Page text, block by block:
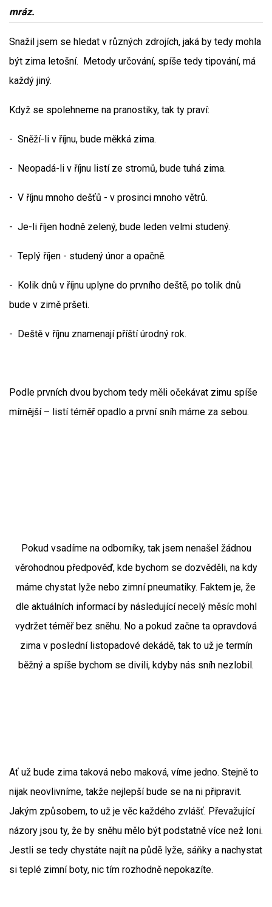
mráz.
Snažil jsem se hledat v různých zdrojích, jaká by tedy mohla
být zima letošní. Metody určování, spíše tedy tipování, má
každý jiný.
Když se spolehneme na pranostiky, tak ty praví:
- Sněží-li v říjnu, bude měkká zima.
- Neopadá-li v říjnu listí ze stromů, bude tuhá zima.
- V říjnu mnoho dešťů - v prosinci mnoho větrů.
- Je-li říjen hodně zelený, bude leden velmi studený.
- Teplý říjen - studený únor a opačně.
- Kolik dnů v říjnu uplyne do prvního deště, po tolik dnů
bude v zimě pršeti.
- Deště v říjnu znamenají příští úrodný rok.
Podle prvních dvou bychom tedy měli očekávat zimu spíše
mírnější – listí téměř opadlo a první sníh máme za sebou.
Pokud vsadíme na odborníky, tak jsem nenašel žádnou
věrohodnou předpověď, kde bychom se dozvěděli, na kdy
máme chystat lyže nebo zimní pneumatiky. Faktem je, že
dle aktuálních informací by následující necelý měsíc mohl
vydržet téměř bez sněhu. No a pokud začne ta opravdová
zima v poslední listopadové dekádě, tak to už je termín
běžný a spíše bychom se divili, kdyby nás sníh nezlobil.
Ať už bude zima taková nebo maková, víme jedno. Stejně to
nijak neovlivníme, takže nejlepší bude se na ni připravit.
Jakým způsobem, to už je věc každého zvlášť. Převažující
názory jsou ty, že by sněhu mělo být podstatně více než loni.
Jestli se tedy chystáte najít na půdě lyže, sáňky a nachystat
si teplé zimní boty, nic tím rozhodně nepokazíte.